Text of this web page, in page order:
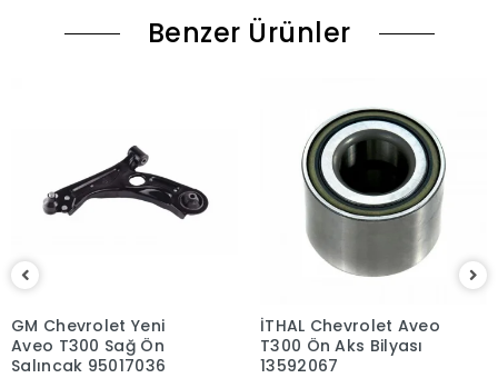
Benzer Ürünler
GM Chevrolet Yeni
Aveo T300 Sağ Ön
Salıncak 95017036
İTHAL Chevrolet Aveo
T300 Ön Aks Bilyası
13592067